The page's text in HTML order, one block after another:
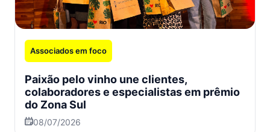
Associados em foco
Paixão pelo vinho une clientes,
colaboradores e especialistas em prêmio
do Zona Sul
08/07/2026